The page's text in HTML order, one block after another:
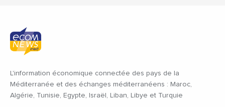
L'information économique connectée des pays de la
Méditerranée et des échanges méditerranéens : Maroc,
Algérie, Tunisie, Egypte, Israël, Liban, Libye et Turquie